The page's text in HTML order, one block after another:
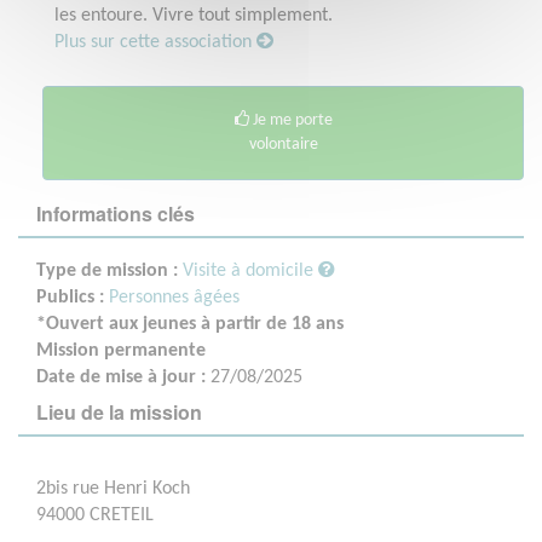
les entoure. Vivre tout simplement.
Plus sur cette association
Je me porte
volontaire
Informations clés
Type de mission : Visite à domicile
Publics : Personnes âgées
*Ouvert aux jeunes à partir de 18 ans
Mission permanente
Date de mise à jour : 27/08/2025
Lieu de la mission
2bis rue Henri Koch
94000 CRETEIL